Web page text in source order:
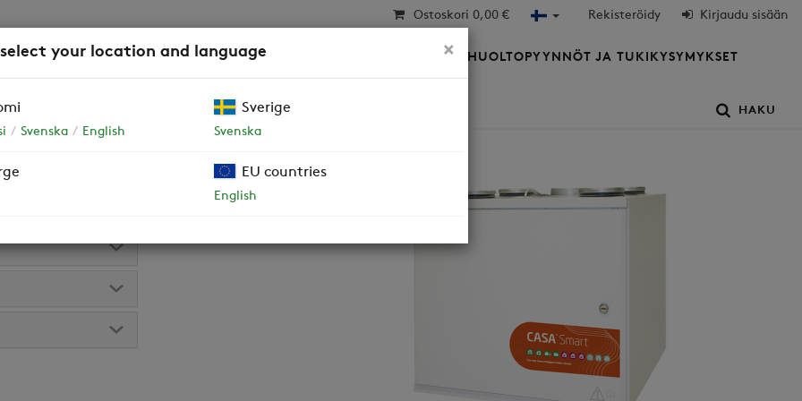
Ostoskori 0,00 € Rekisteröidy Kirjaudu sisään
SUODATTIMET YRITYSASIAKKAAT JA TALOYHTIÖT HUOLTOPYYNNÖT JA TUKIKYSYMYKSET
HAKU
(B)
tyyppikilvestä tai lukemalla QR-koodi koneen
×
select your location and language
Svenska English
Sverige
Svenska
EU countries
English